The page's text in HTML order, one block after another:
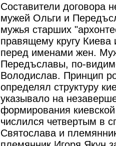
Составители договора
мужей Ольги и
мужья старших
правящему кругу Киева
перед именами жен.
Передъславы, по-
Володислав. Принцип
определял структуру
указывало на
формирования
числился четвертым в
Святослава и